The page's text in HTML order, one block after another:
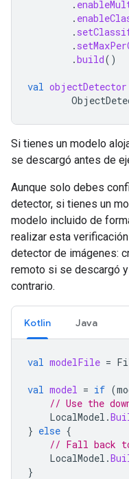
.
.
.
.
.build()
val objectDetector
Si tienes un modelo
se descargó antes de
Aunque solo debes
detector, si tienes un
modelo incluido de
realizar esta
detector de imágenes:
remoto si se descargó
contrario.
Kotlin Java
val modelFile =
val model = if (
// Use the
LocalModel .
} else {
// Fall back to
LocalModel .
}